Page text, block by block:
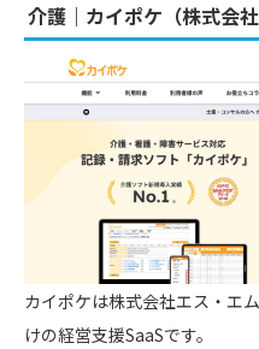
介護｜カイポケ（株式会
カイポケは株式会社エス・エ
けの経営支援SaaSです。